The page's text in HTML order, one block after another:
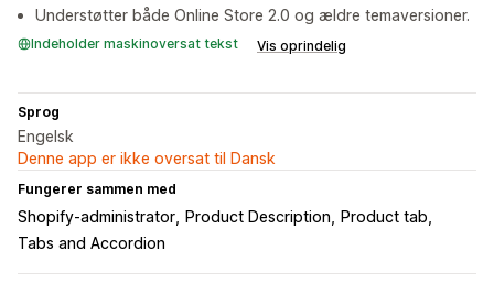
Understøtter både Online Store 2.0 og ældre temaversioner.
Indeholder maskinoversat tekst Vis oprindelig
Sprog
Engelsk
Denne app er ikke oversat til Dansk
Fungerer sammen med
Shopify-administrator Product Description
Product tab
Tabs and Accordion